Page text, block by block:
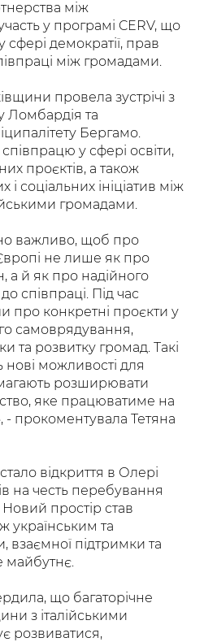
між
у програмі CERV, що
сфері демократії, прав
між громадами.
провела зустрічі з
Ломбардія та
Бергамо.
у сфері освіти,
проєктів, а також
і соціальних ініціатив між
громадами.
важливо, щоб про
не лише як про
а й як про надійного
співпраці. Під час
про конкретні проєкти у
самоврядування,
та розвитку громад. Такі
нові можливості для
розширювати
яке працюватиме на
- прокоментувала Тетяна
відкриття в Олері
на честь перебування
Новий простір став
та
взаємної підтримки та
майбутнє.
що багаторічне
з італійськими
розвиватися,